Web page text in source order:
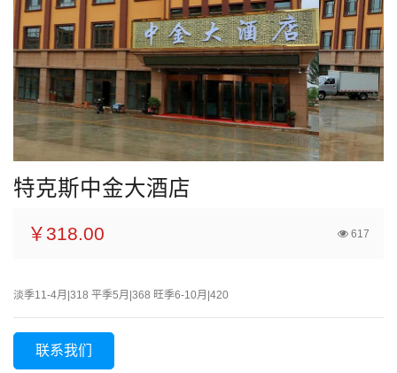
特克斯中金大酒店
￥318.00 617
淡季11-4月|318 平季5月|368 旺季6-10月|420
联系我们